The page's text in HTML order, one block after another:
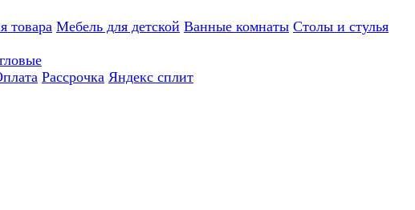
товара Мебель для детской Ванные комнаты Столы и стулья
Рассрочка Яндекс сплит